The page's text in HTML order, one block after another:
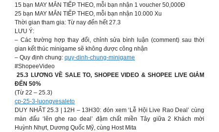
15 bạn MAY MẮN TIẾP THEO, mỗi bạn nhận 1 voucher 50,000Đ
25 bạn MAY MẮN TIẾP THEO, mỗi bạn nhận 10.000 Xu
Thời gian tham gia: Từ nay đến hết 27.3
LƯU Ý:
– Các trường hợp thay đổi, chỉnh sửa bình luận (comment) sau thời
gian kết thúc minigame sẽ không được công nhận
– Quy định chung: quy-dinh-chung-minigame
#ShopeeVideo
️ 25.3 LƯƠNG VỀ SALE TO, SHOPEE VIDEO & SHOPEE LIVE GIẢM
ĐẾN 50% ️
(Từ 22 – 25.3)
cp-25-3-luongvesaleto
DUY NHẤT 25.3 | 12H – 13H30: đón xem ‘Lễ Hội Live Rao Deal’ cùng
màn đấu ‘lên ghe rao deal’ đậm chất miền Tây giữa 2 Khách mời
Huỳnh Nhựt, Dương Quốc Mỹ, cùng Host Mita